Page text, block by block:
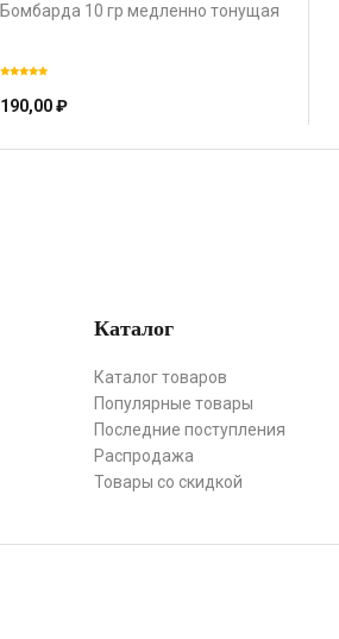
Бомбарда 10 гр медленно тонущая
190,00₽
Каталог
Каталог товаров
Популярные товары
Последние поступления
Распродажа
Товары со скидкой